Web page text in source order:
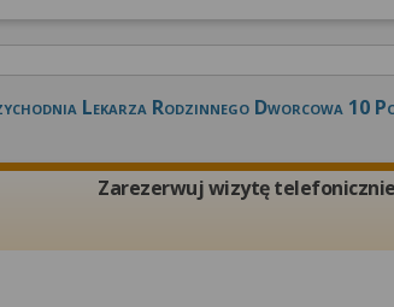
Lekarza Rodzinnego Dworcowa 10
Zarezerwuj wizytę telefonicznie